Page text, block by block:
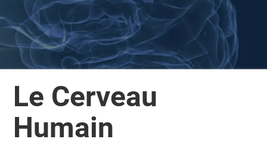
Le Cerveau
Humain